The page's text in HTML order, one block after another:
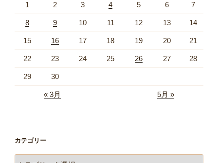
1 2 3 4 5 6 7
8 9 10 11 12 13 14
15 16 17 18 19 20 21
22 23 24 25 26 27 28
29 30
« 3月 5月 »
カテゴリー